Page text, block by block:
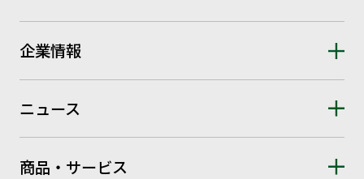
企業情報
ニュース
商品・サービス